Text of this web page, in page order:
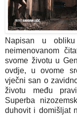
Napisan u
neimenovanom
svome životu u
ovdje, u ovome
vječni san o
životu među
Superba
duhovit i domišljat